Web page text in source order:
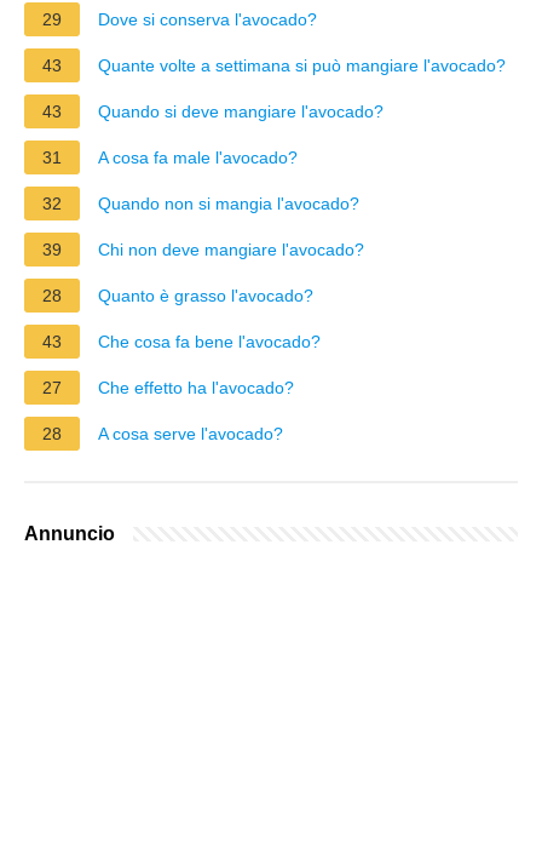
29 Dove si conserva l'avocado?
43 Quante volte a settimana si può mangiare l'avocado?
43 Quando si deve mangiare l'avocado?
31 A cosa fa male l'avocado?
32 Quando non si mangia l'avocado?
39 Chi non deve mangiare l'avocado?
28 Quanto è grasso l'avocado?
43 Che cosa fa bene l'avocado?
27 Che effetto ha l'avocado?
28 A cosa serve l'avocado?
Annuncio